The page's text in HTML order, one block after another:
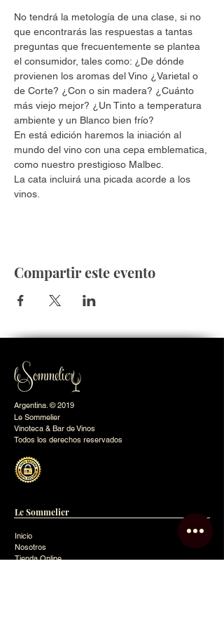
No tendrá la metología de una clase, si no
que encontrarás las respuestas a tantas
preguntas que frecuentemente se plantea
el consumidor, tales como: ¿De dónde
provienen los aromas del Vino ¿Varietal o
de Corte? ¿Con o sin madera? ¿Cuánto
más viejo mejor? ¿Un Tinto a temperatura
ambiente y un Blanco bien frío?
En está edición haremos la iniación al
mundo del vino con una cepa emblematica,
como nuestro prestigioso Malbec.
La cata incluirá una picada acorde a los
vinos.
Compartir este evento
Argentina. © 2019
Le Sommelier
Vinoteca & Bar de Vinos
Todos los derechos reservados
Le Sommelier
Inicio
Nosotros
Tienda Online